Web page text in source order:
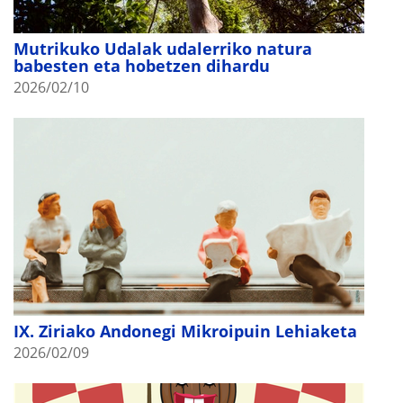
Mutrikuko Udalak udalerriko natura
babesten eta hobetzen dihardu
2026/02/10
IX. Ziriako Andonegi Mikroipuin Lehiaketa
2026/02/09